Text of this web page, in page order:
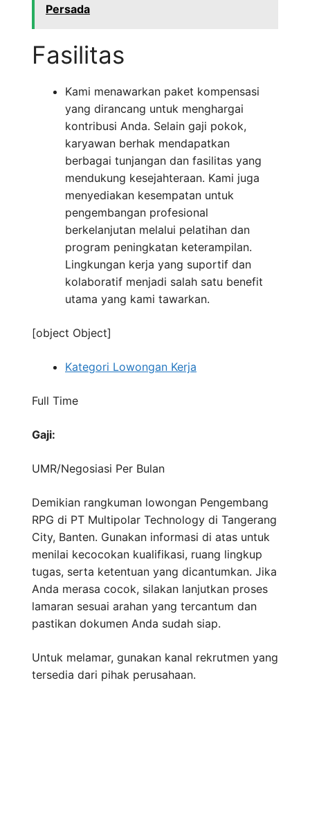
Persada
Fasilitas
Kami menawarkan paket kompensasi
yang dirancang untuk menghargai
kontribusi Anda. Selain gaji pokok,
karyawan berhak mendapatkan
berbagai tunjangan dan fasilitas yang
mendukung kesejahteraan. Kami juga
menyediakan kesempatan untuk
pengembangan profesional
berkelanjutan melalui pelatihan dan
program peningkatan keterampilan.
Lingkungan kerja yang suportif dan
kolaboratif menjadi salah satu benefit
utama yang kami tawarkan.
[object Object]
Kategori Lowongan Kerja
Full Time
Gaji:
UMR/Negosiasi Per Bulan
Demikian rangkuman lowongan Pengembang
RPG di PT Multipolar Technology di Tangerang
City, Banten. Gunakan informasi di atas untuk
menilai kecocokan kualifikasi, ruang lingkup
tugas, serta ketentuan yang dicantumkan. Jika
Anda merasa cocok, silakan lanjutkan proses
lamaran sesuai arahan yang tercantum dan
pastikan dokumen Anda sudah siap.
Untuk melamar, gunakan kanal rekrutmen yang
tersedia dari pihak perusahaan.